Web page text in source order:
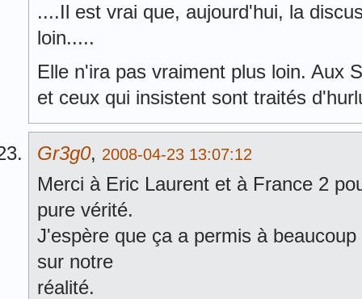
....Il est vrai que, aujourd'hui, la
loin.....
Elle n'ira pas vraiment plus loin. Aux
et ceux qui insistent sont traités
Gr3g0, 2008-04-23 13:07:12
Merci à Eric Laurent et à France 2
pure vérité.
J'espère que ça a permis à
sur notre
réalité.